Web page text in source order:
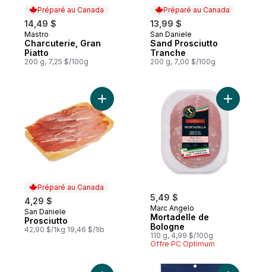
Préparé au Canada
14,49 $
Préparé au Canada
Mastro
Charcuterie, Gran
Piatto
200 g, 7,25 $/100g
Préparé au Canada
13,99 $
Préparé au Canada
San Daniele
Sand Prosciutto
Tranche
200 g, 7,00 $/100g
Préparé au Canada
4,29 $
Préparé au Canada
San Daniele
Prosciutto
42,90 $/1kg 19,46 $/1lb
Ajouter Prosciutto au panier
5,49 $
Marc Angelo
Mortadelle de
Bologne
110 g, 4,99 $/100g
Offre PC Optimum
Ajouter